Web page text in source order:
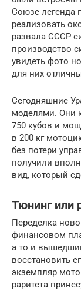
Союзе легенда
реализовать
развала СССР
производство
увидеть фото
для них
Сегодняшние
моделями. Они
750 кубов и
в 200 кг
без потери
получили
вид, который
Тюнинг или
Переделка
финансовом
а то и
восстановить
экземпляр
раритета